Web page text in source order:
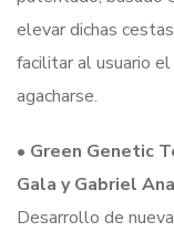
elevar dichas
facilitar al usuario
agacharse.
• Green Genetic
Gala y Gabriel
Desarrollo de